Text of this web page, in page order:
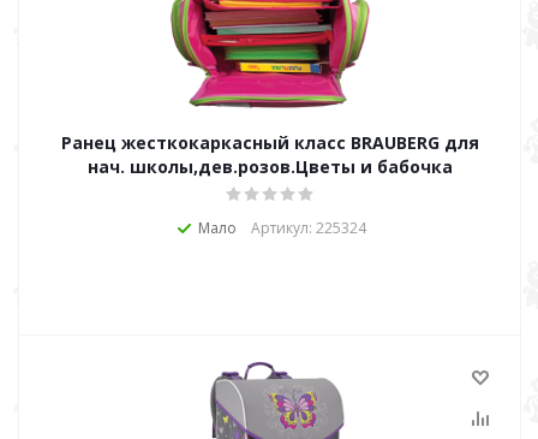
Ранец жесткокаркасный класс BRAUBERG для
нач. школы,дев.розов.Цветы и бабочка
Мало Артикул: 225324